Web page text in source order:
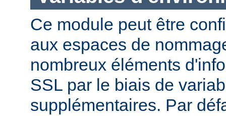
Ce module peut être
aux espaces de
nombreux éléments
SSL par le biais de
supplémentaires. Par